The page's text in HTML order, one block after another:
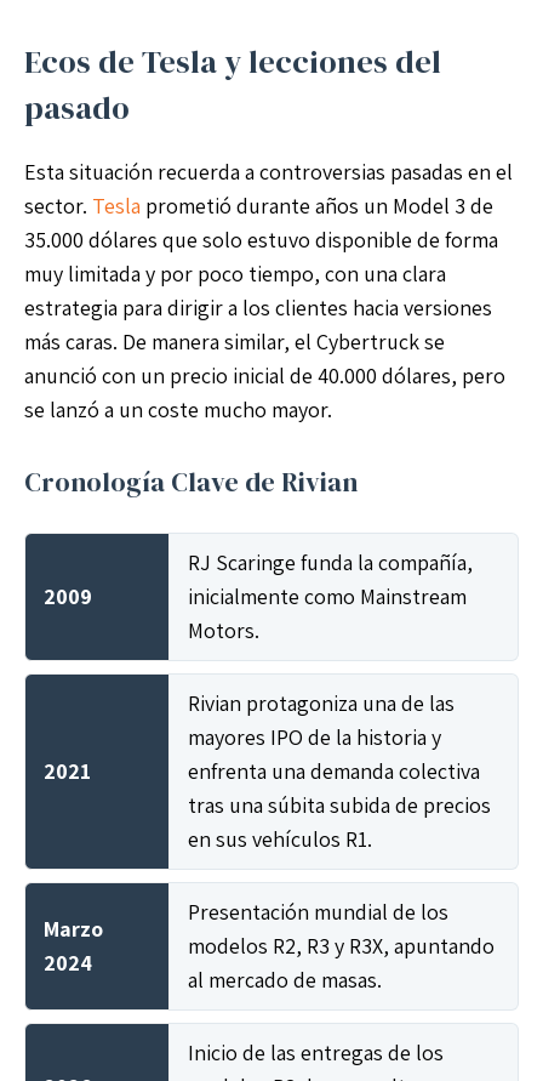
Ecos de Tesla y lecciones del
pasado
Esta situación recuerda a controversias pasadas en el
sector. Tesla prometió durante años un Model 3 de
35.000 dólares que solo estuvo disponible de forma
muy limitada y por poco tiempo, con una clara
estrategia para dirigir a los clientes hacia versiones
más caras. De manera similar, el Cybertruck se
anunció con un precio inicial de 40.000 dólares, pero
se lanzó a un coste mucho mayor.
Cronología Clave de Rivian
2009
RJ Scaringe funda la compañía,
inicialmente como Mainstream
Motors.
2021
Rivian protagoniza una de las
mayores IPO de la historia y
enfrenta una demanda colectiva
tras una súbita subida de precios
en sus vehículos R1.
Marzo
2024
Presentación mundial de los
modelos R2, R3 y R3X, apuntando
al mercado de masas.
Inicio de las entregas de los